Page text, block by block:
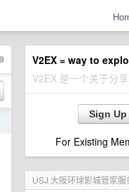
V2EX = way to
V2EX 是一个关于分
Sign Up
For Existing
USJ 大阪环球影城管家服